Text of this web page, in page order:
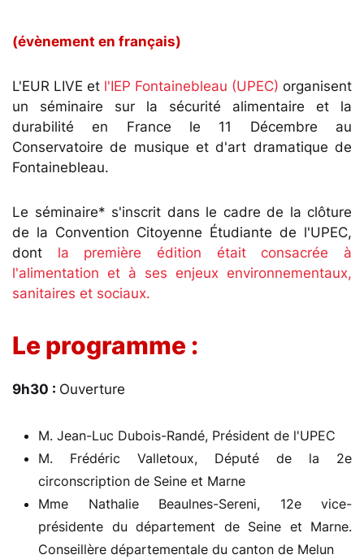
(évènement en français)
L'EUR LIVE et l'IEP Fontainebleau (UPEC) organisent
un séminaire sur la sécurité alimentaire et la
durabilité en France le 11 Décembre au
Conservatoire de musique et d'art dramatique de
Fontainebleau.
Le séminaire* s'inscrit dans le cadre de la clôture
de la Convention Citoyenne Étudiante de l'UPEC,
dont la première édition était consacrée à
l'alimentation et à ses enjeux environnementaux,
sanitaires et sociaux.
Le programme :
9h30 : Ouverture
M. Jean-Luc Dubois-Randé, Président de l'UPEC
M. Frédéric Valletoux, Député de la 2e
circonscription de Seine et Marne
Mme Nathalie Beaulnes-Sereni, 12e vice-
présidente du département de Seine et Marne.
Conseillère départementale du canton de Melun